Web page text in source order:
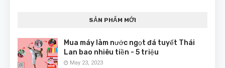
SẢN PHẨM MỚI
Mua máy làm nước ngọt đá tuyết Thái
Lan bao nhiêu tiền - 5 triệu
May 23, 2023